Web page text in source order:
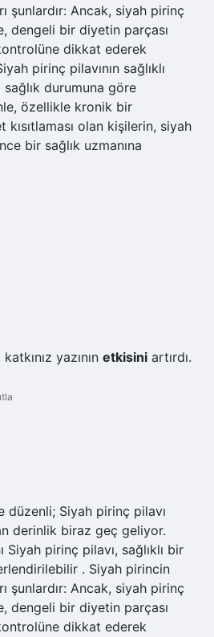
şunlardır: Ancak, siyah pirinç
dengeli bir diyetin parçası
dikkat ederek
pirinç pilavının sağlıklı
sağlık durumuna göre
özellikle kronik bir
kısıtlaması olan kişilerin, siyah
bir sağlık uzmanına
yazının etkisini artırdı.
düzenli; Siyah pirinç pilavı
derinlik biraz geç geliyor.
Siyah pirinç pilavı, sağlıklı bir
. Siyah pirincin
şunlardır: Ancak, siyah pirinç
dengeli bir diyetin parçası
dikkat ederek